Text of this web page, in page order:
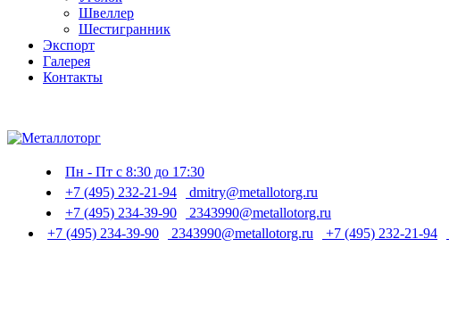
Швеллер
Шестигранник
Экспорт
Галерея
Контакты
Пн - Пт с 8:30 до 17:30
+7 (495) 232-21-94
dmitry@metallotorg.ru
+7 (495) 234-39-90
2343990@metallotorg.ru
+7 (495) 234-39-90
2343990@metallotorg.ru +7 (495) 232-21-94